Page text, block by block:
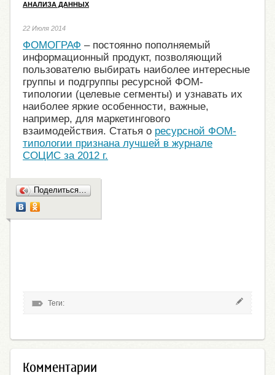
АНАЛИЗА ДАННЫХ
22 Июля 2014
ФОМОГРАФ – постоянно пополняемый
информационный продукт, позволяющий
пользователю выбирать наиболее интересные
группы и подгруппы ресурсной ФОМ-
типологии (целевые сегменты) и узнавать их
наиболее яркие особенности, важные,
например, для маркетингового
взаимодействия. Статья о ресурсной ФОМ-
типологии признана лучшей в журнале
СОЦИС за 2012 г.
Поделиться…
Теги:
Комментарии